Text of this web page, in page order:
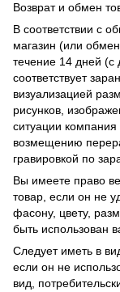
Возврат и обмен
В соответствии с
магазин (или
течение 14 дней (с
соответствует
визуализацией
рисунков,
ситуации
возмещению
гравировкой по
Вы имеете право
товар, если он не
фасону, цвету,
быть использован
Следует иметь в
если он не
вид,